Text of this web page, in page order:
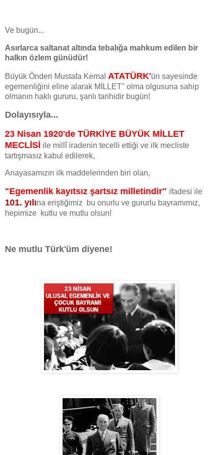
Ve bugün...
Asırlarca saltanat altında tebalığa mahkum edilen bir
halkın özlem günüdür!
Büyük Önderi Mustafa Kemal ATATÜRK'ün sayesinde
egemenliğini eline alarak MİLLET" olma olgusuna sahip
olmanın haklı gururu, şanlı tarihidir bugün!
Dolayısıyla...
23 Nisan 1920'de TÜRKİYE BÜYÜK MİLLET
MECLİSİ ile millî iradenin tecelli ettiği ve ilk mecliste
tartışmasız kabul edilerek,
Anayasamızın ilk maddelerinden biri olan,
"Egemenlik kayıtsız şartsız milletindir" ifadesi ile
101. yılına eriştiğimiz bu onurlu ve gururlu bayramımız,
hepimize kutlu ve mutlu olsun!
Ne mutlu Türk'üm diyene!